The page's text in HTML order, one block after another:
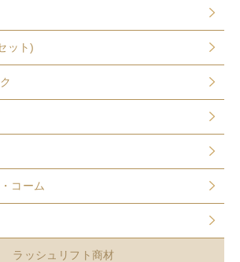
ット)
コーム
ラッシュリフト商材